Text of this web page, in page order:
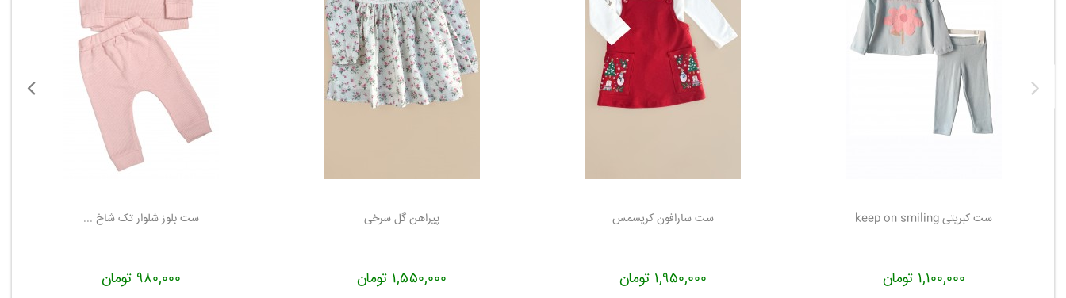
ست کبریتی keep on smiling
۱,۱۰۰,۰۰۰ تومان
ست سارافون کریسمس
۱,۹۵۰,۰۰۰ تومان
پیراهن گل سرخی
۱,۵۵۰,۰۰۰ تومان
ست بلوز شلوار تک شاخ ...
۹۸۰,۰۰۰ تومان